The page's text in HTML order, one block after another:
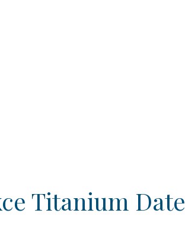
Titanium Date